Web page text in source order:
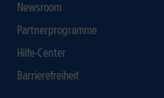
Newsroom
Partnerprogramme
Hilfe-Center
Barrierefreiheit